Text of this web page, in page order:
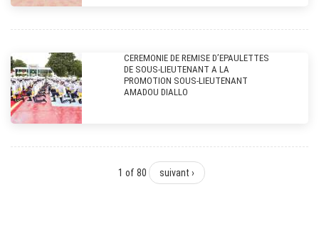
CEREMONIE DE REMISE D’EPAULETTES
DE SOUS-LIEUTENANT A LA
PROMOTION SOUS-LIEUTENANT
AMADOU DIALLO
1 of 80 suivant ›